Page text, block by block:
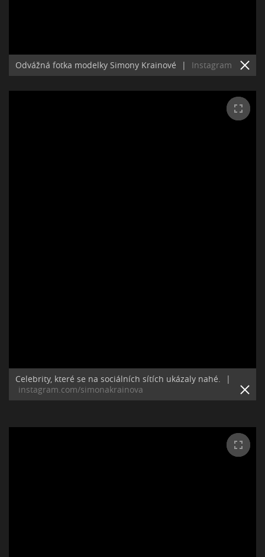
Odvážná fotka modelky Simony Krainové | Instagram
Celebrity, které se na sociálních sítích ukázaly nahé.
|
instagram.com/simonakrainova